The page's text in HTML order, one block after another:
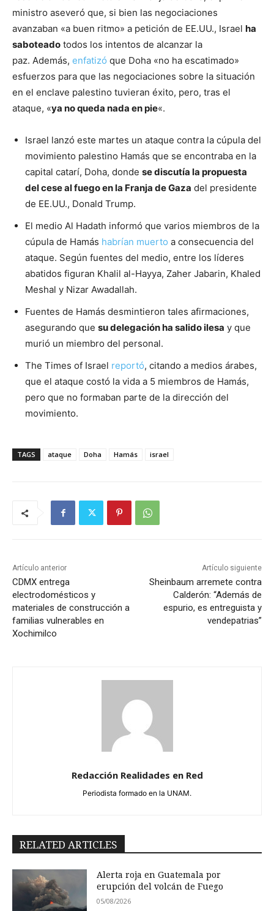
ministro aseveró que, si bien las negociaciones
avanzaban «a buen ritmo» a petición de EE.UU., Israel ha
saboteado todos los intentos de alcanzar la
paz. Además, enfatizó que Doha «no ha escatimado»
esfuerzos para que las negociaciones sobre la situación
en el enclave palestino tuvieran éxito, pero, tras el
ataque, «ya no queda nada en pie«.
Israel lanzó este martes un ataque contra la cúpula del
movimiento palestino Hamás que se encontraba en la
capital catarí, Doha, donde se discutía la propuesta
del cese al fuego en la Franja de Gaza del presidente
de EE.UU., Donald Trump.
El medio Al Hadath informó que varios miembros de la
cúpula de Hamás habrían muerto a consecuencia del
ataque. Según fuentes del medio, entre los líderes
abatidos figuran Khalil al-Hayya, Zaher Jabarin, Khaled
Meshal y Nizar Awadallah.
Fuentes de Hamás desmintieron tales afirmaciones,
asegurando que su delegación ha salido ilesa y que
murió un miembro del personal.
The Times of Israel reportó, citando a medios árabes,
que el ataque costó la vida a 5 miembros de Hamás,
pero que no formaban parte de la dirección del
movimiento.
TAGS ataque Doha Hamás israel
Artículo anterior
CDMX entrega
electrodomésticos y
materiales de construcción a
familias vulnerables en
Xochimilco
Artículo siguiente
Sheinbaum arremete contra
Calderón: “Además de
espurio, es entreguista y
vendepatrias”
Redacción Realidades en Red
Periodista formado en la UNAM.
RELATED ARTICLES
Alerta roja en Guatemala por
erupción del volcán de Fuego
05/08/2026